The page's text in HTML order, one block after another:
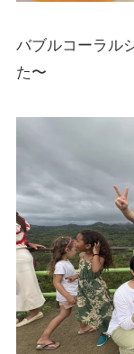
バブルコーラル
た〜